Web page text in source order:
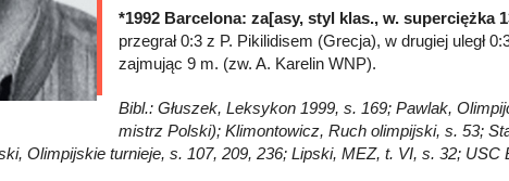
*1992 Barcelona: za[asy, styl klas., w. superciężka
przegrał 0:3 z P. Pikilidisem (Grecja), w drugiej uległ
zajmując 9 m. (zw. A. Karelin WNP).
Bibl.: Głuszek, Leksykon 1999, s. 169; Pawlak,
mistrz Polski); Klimontowicz, Ruch olimpijski, s. 53;
Olimpijskie turnieje, s. 107, 209, 236; Lipski, MEZ, t. VI, s. 32; USC